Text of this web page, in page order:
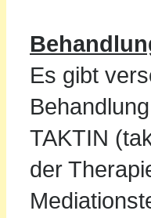
Es gibt
TAKTIN
der